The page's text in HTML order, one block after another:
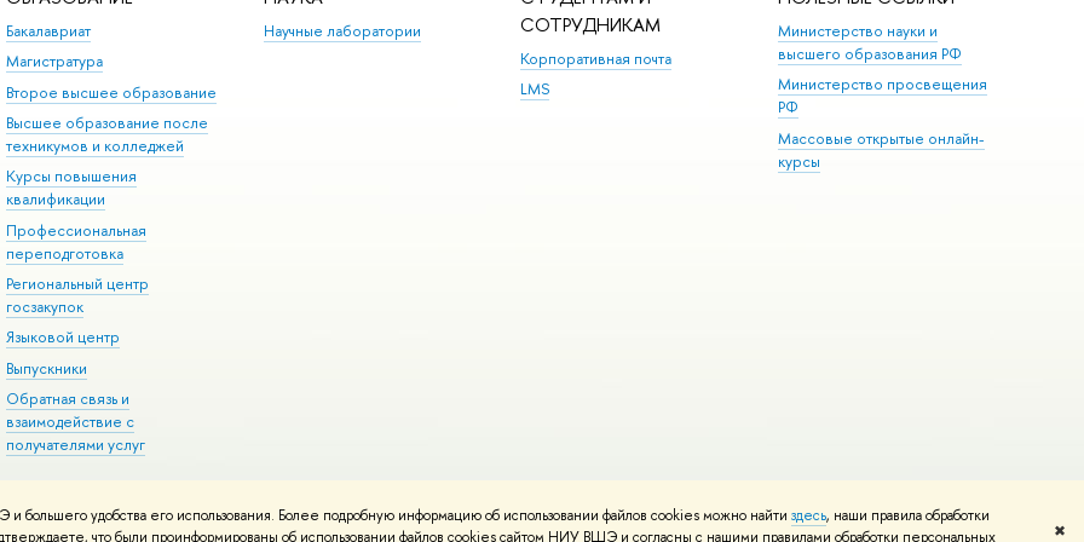
удобства его использования. Более подробную информацию об использовании файлов cookies можно найти здесь, наши правила обработки
что были проинформированы об использовании файлов cookies сайтом НИУ ВШЭ и согласны с нашими правилами обработки персональных ✖
Бакалавриат
Магистратура
Второе высшее образование
Высшее образование после
техникумов и колледжей
Курсы повышения
квалификации
Профессиональная
переподготовка
Региональный центр
госзакупок
Языковой центр
Выпускники
Обратная связь и
взаимодействие с
получателями услуг
Научные лаборатории
СОТРУДНИКАМ
Корпоративная почта
LMS
Министерство науки и
высшего образования РФ
Министерство просвещения
РФ
Массовые открытые онлайн-
курсы
Редактору
Условия использования материалов Политика конфиденциальности Карта сайта